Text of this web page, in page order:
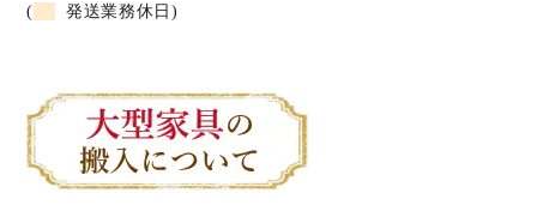
( 発送業務休日)